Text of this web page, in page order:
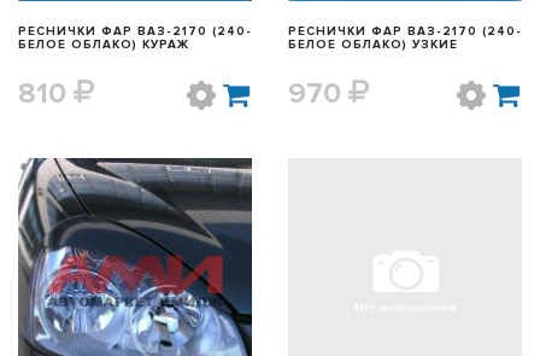
РЕСНИЧКИ ФАР ВАЗ-2170 (240-
БЕЛОЕ ОБЛАКО) КУРАЖ
810
РЕСНИЧКИ ФАР ВАЗ-2170 (240-
БЕЛОЕ ОБЛАКО) УЗКИЕ
970
БЫСТРЫЙ ПРОСМОТР